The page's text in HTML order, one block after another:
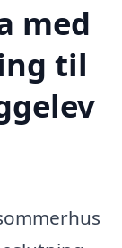
med
til